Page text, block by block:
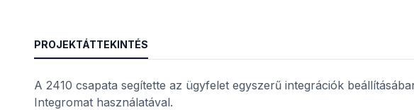
PROJEKTÁTTEKINTÉS
A 2410 csapata segítette az ügyfelet egyszerű integrációk
Integromat használatával.